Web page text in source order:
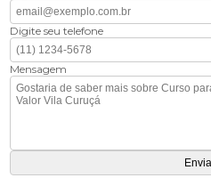
Digite seu telefone
Mensagem